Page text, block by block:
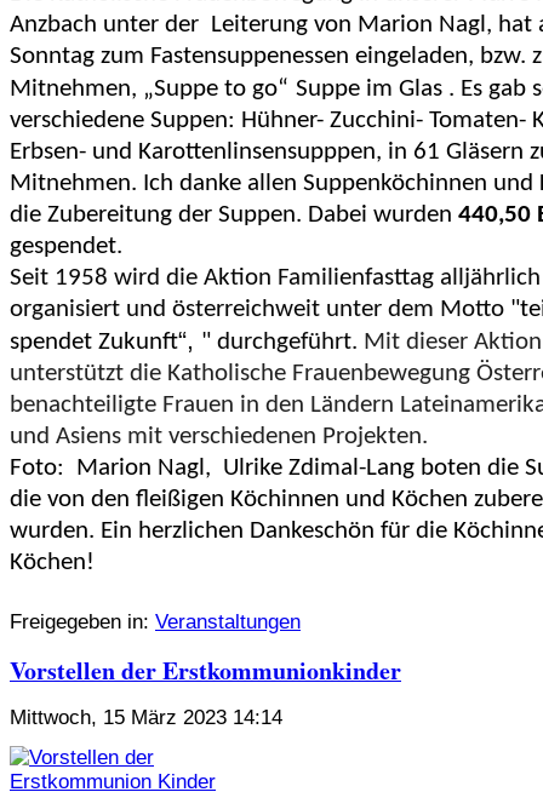
Anzbach unter der Leiterung von Marion Nagl, hat
Sonntag zum Fastensuppenessen eingeladen, bzw.
Mitnehmen, „Suppe to go“ Suppe im Glas . Es gab
verschiedene Suppen: Hühner- Zucchini- Tomaten-
Erbsen- und Karottenlinsensupppen, in 61 Gläsern
Mitnehmen. Ich danke allen Suppenköchinnen und
die Zubereitung der Suppen. Dabei wurden 440,50
gespendet.
Seit 1958 wird die Aktion Familienfasttag alljährlich
organisiert und österreichweit unter dem Motto "
spendet Zukunft“, " durchgeführt. Mit dieser Aktion
unterstützt die Katholische Frauenbewegung
benachteiligte Frauen in den Ländern
und Asiens mit verschiedenen Projekten.
Foto: Marion Nagl, Ulrike Zdimal-Lang boten die
die von den fleißigen Köchinnen und Köchen
wurden. Ein herzlichen Dankeschön für die
Köchen!
Freigegeben in: Veranstaltungen
Vorstellen der Erstkommunionkinder
Mittwoch, 15 März 2023 14:14